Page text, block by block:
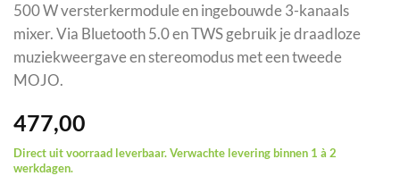
500 W versterkermodule en ingebouwde 3-kanaals
mixer. Via Bluetooth 5.0 en TWS gebruik je draadloze
muziekweergave en stereomodus met een tweede
MOJO.
477,00
Direct uit voorraad leverbaar. Verwachte levering binnen 1 à 2
werkdagen.